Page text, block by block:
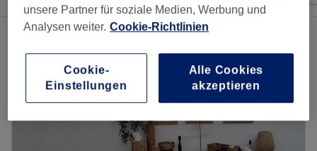
Ein Salon, der anbietet: schröpfmassage in Altstadt, Koblenz
unsere Partner für soziale Medien, Werbung und
Analysen weiter. Cookie-Richtlinien
Cookie-
Einstellungen
Alle Cookies
akzeptieren